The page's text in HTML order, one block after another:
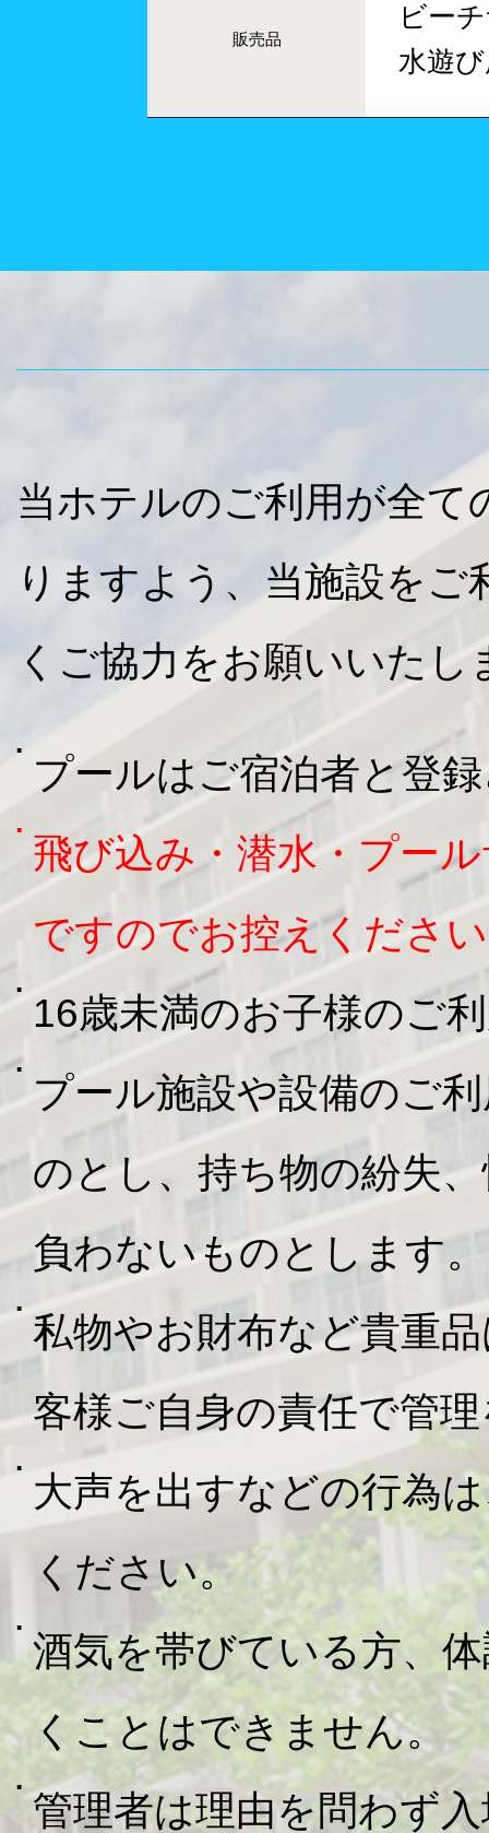
販売品
ビー
水遊
当ホテルのご利用が全
りますよう、当施設を
くご協力をお願いいたし
プールはご宿泊者と登
飛び込み・潜水・プー
ですのでお控えくださ
16歳未満のお子様のご
プール施設や設備のご
のとし、持ち物の紛失
負わないものとします。
私物やお財布など貴重
客様ご自身の責任で管
大声を出すなどの行為
ください。
酒気を帯びている方、
くことはできません。
管理者は理由を問わず